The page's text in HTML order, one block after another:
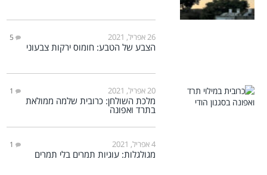
26 אפריל, 2021 5
הצבע של הטבע: חומוס ירקות צבעוני
20 אפריל, 2021 1
מלכת השולחן: כרובית שלמה ממולאת
בתרד ואפונה
4 אפריל, 2021 1
מגולגלות: עוגיות תמרים בלי תמרים